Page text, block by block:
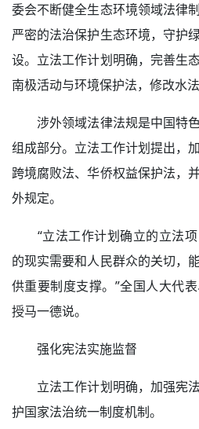
委会不断健全生态环境领域法律
严密的法治保护生态环境，守护
设。立法工作计划明确，完善生
南极活动与环境保护法，修改水
涉外领域法律法规是中国特
组成部分。立法工作计划提出，
跨境腐败法、华侨权益保护法，
外规定。
“立法工作计划确立的立法项
的现实需要和人民群众的关切，
供重要制度支撑。”全国人大代
授马一德说。
强化宪法实施监督
立法工作计划明确，加强宪法
护国家法治统一制度机制。